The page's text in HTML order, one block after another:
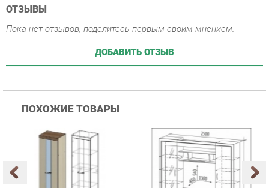
Гостиная Стиль
Атлантида-2 Венге-дуб
Белфорд
Гостиная Витра
Симфония 7.10